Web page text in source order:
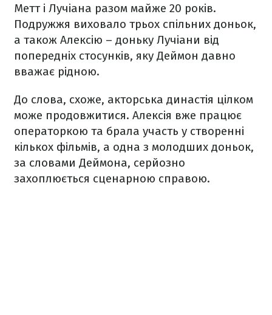
Метт і Лучіана разом майже 20 років.
Подружжя виховало трьох спільних доньок,
а також Алексію – доньку Лучіани від
попередніх стосунків, яку Деймон давно
вважає рідною.
До слова, схоже, акторська династія цілком
може продовжитися. Алексія вже працює
операторкою та брала участь у створенні
кількох фільмів, а одна з молодших доньок,
за словами Деймона, серйозно
захоплюється сценарною справою.